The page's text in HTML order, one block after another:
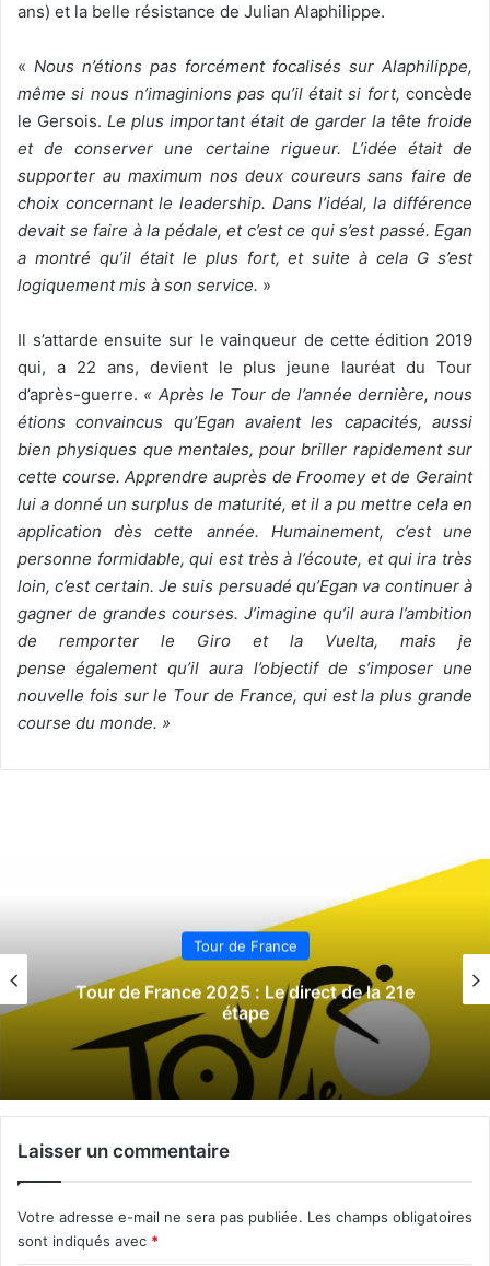
ans) et la belle résistance de Julian Alaphilippe.
« Nous n’étions pas forcément focalisés sur Alaphilippe,
même si nous n’imaginions pas qu’il était si fort, concède
le Gersois. Le plus important était de garder la tête froide
et de conserver une certaine rigueur. L’idée était de
supporter au maximum nos deux coureurs sans faire de
choix concernant le leadership. Dans l’idéal, la différence
devait se faire à la pédale, et c’est ce qui s’est passé. Egan
a montré qu’il était le plus fort, et suite à cela G s’est
logiquement mis à son service. »
Il s’attarde ensuite sur le vainqueur de cette édition 2019
qui, a 22 ans, devient le plus jeune lauréat du Tour
d’après-guerre. « Après le Tour de l’année dernière, nous
étions convaincus qu’Egan avaient les capacités, aussi
bien physiques que mentales, pour briller rapidement sur
cette course. Apprendre auprès de Froomey et de Geraint
lui a donné un surplus de maturité, et il a pu mettre cela en
application dès cette année. Humainement, c’est une
personne formidable, qui est très à l’écoute, et qui ira très
loin, c’est certain. Je suis persuadé qu’Egan va continuer à
gagner de grandes courses. J’imagine qu’il aura l’ambition
de remporter le Giro et la Vuelta, mais je
penseégalementqu’il aura l’objectif de s’imposer une
nouvelle fois sur le Tour de France, qui est la plus grande
course du monde. »
Tour de France
Tour de France 2025 : Le direct de la 21e
étape
Laisser un commentaire
Votre adresse e-mail ne sera pas publiée. Les champs obligatoires
sont indiqués avec *